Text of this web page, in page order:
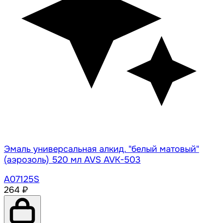
Эмаль универсальная алкид. "белый матовый"
(аэрозоль) 520 мл AVS AVK-503
A07125S
264 ₽